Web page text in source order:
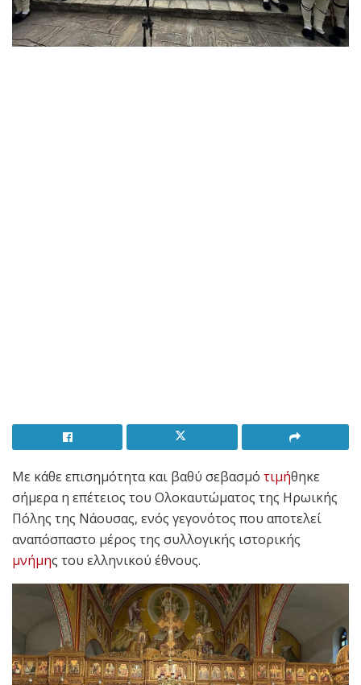
Με κάθε επισημότητα και βαθύ σεβασμό τιμήθηκε
σήμερα η επέτειος του Ολοκαυτώματος της Ηρωικής
Πόλης της Νάουσας, ενός γεγονότος που αποτελεί
αναπόσπαστο μέρος της συλλογικής ιστορικής
μνήμης του ελληνικού έθνους.